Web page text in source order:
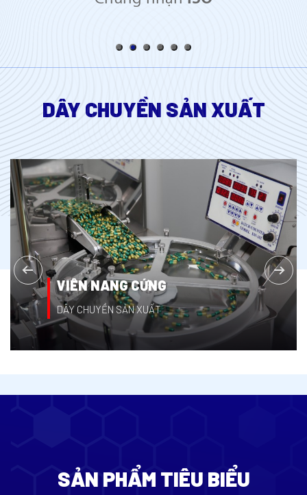
DÂY CHUYỀN SẢN XUẤT
VIÊN NANG CỨNG
DÂY CHUYỀN SẢN XUẤT
SẢN PHẨM TIÊU BIỂU